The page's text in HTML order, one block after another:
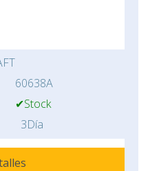
60638A
✔Stock
3Día